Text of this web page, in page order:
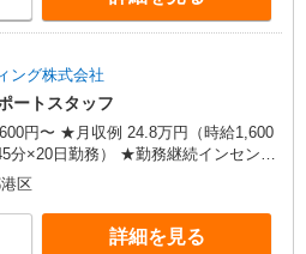
ング株式会社
ートスタッフ
24.8万円（時給1,600
勤務） ★勤務継続インセンテ
給♪（当社規定あり） 入社月含む6か
するとインセンティブが支給されま
昇給あり ■交通費支給（上限3万円/月）
区
詳細を見る